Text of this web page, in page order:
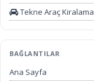
Tekne Araç Kiralama
BAĞLANTILAR
Ana Sayfa